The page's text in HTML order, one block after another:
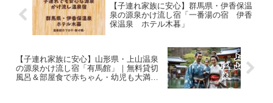
【子連れ家族に安心】群馬県・伊香保温
泉の源泉かけ流し宿「一番湯の宿 伊香
保温泉 ホテル木暮」
【子連れ家族に安心】山形県・上山温泉
の源泉かけ流し宿「有馬館」｜無料貸切
風呂＆部屋食で赤ちゃん・幼児も大満